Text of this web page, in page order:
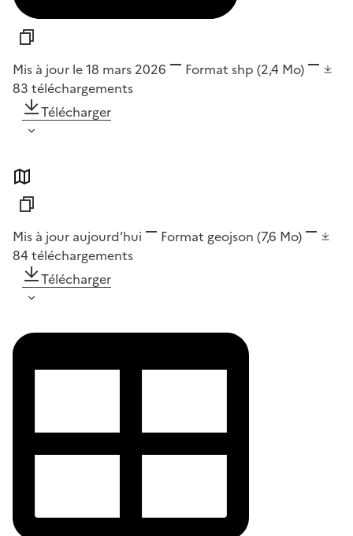
Mis à jour le 18 mars 2026 Format shp (2,4 Mo)
83 téléchargements
Télécharger
Mis à jour aujourd’hui Format geojson (7,6 Mo)
84 téléchargements
Télécharger